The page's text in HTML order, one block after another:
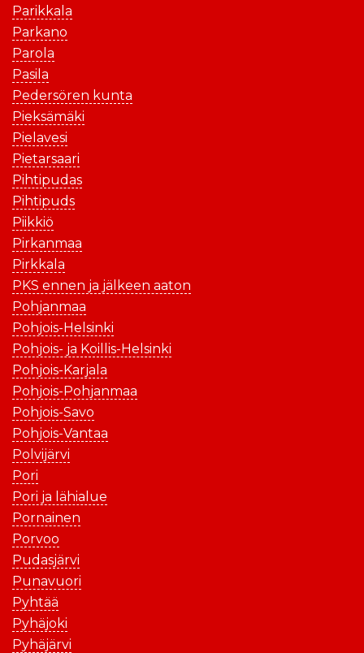
Parikkala
Parkano
Parola
Pasila
Pedersören kunta
Pieksämäki
Pielavesi
Pietarsaari
Pihtipudas
Pihtipuds
Piikkiö
Pirkanmaa
Pirkkala
PKS ennen ja jälkeen aaton
Pohjanmaa
Pohjois-Helsinki
Pohjois- ja Koillis-Helsinki
Pohjois-Karjala
Pohjois-Pohjanmaa
Pohjois-Savo
Pohjois-Vantaa
Polvijärvi
Pori
Pori ja lähialue
Pornainen
Porvoo
Pudasjärvi
Punavuori
Pyhtää
Pyhäjoki
Pyhäjärvi